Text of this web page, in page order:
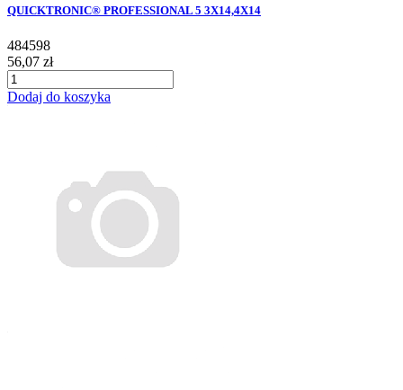
QUICKTRONIC® PROFESSIONAL 5 3X14,4X14
484598
56,07 zł
Dodaj do koszyka